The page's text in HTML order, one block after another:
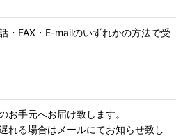
・FAX・E-mailのいずれかの方法で受
お手元へお届け致します。
れる場合はメールにてお知らせ致し